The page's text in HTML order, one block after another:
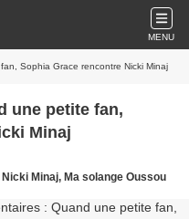
MENU
Sophia Grace rencontre Nicki Minaj
une petite fan,
Minaj
Minaj, Ma solange Oussou